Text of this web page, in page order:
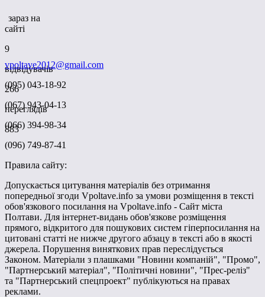
зараз на
сайті
9
відвідувачів
266
переглядів
883
vpoltave2012@gmail.com
(095) 043-18-92
(067) 943-04-13
(066) 394-98-34
(096) 749-87-41
Правила сайту:
Допускається цитування матеріалів без отримання
попередньої згоди Vpoltave.info за умови розміщення в тексті
обов'язкового посилання на Vpoltave.info - Сайт міста
Полтави. Для інтернет-видань обов'язкове розміщення
прямого, відкритого для пошукових систем гіперпосилання на
цитовані статті не нижче другого абзацу в тексті або в якості
джерела. Порушення виняткових прав переслідується
Законом. Матеріали з плашками "Новини компаній", "Промо",
"Партнерський матеріал", "Політичні новини", "Прес-реліз"
та "Партнерський спецпроект" публікуються на правах
реклами.